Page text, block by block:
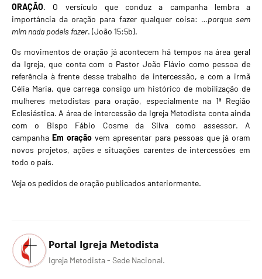
ORAÇÃO. O versículo que conduz a campanha lembra a
importância da oração para fazer qualquer coisa: …porque sem
mim nada podeis fazer. (João 15:5b).
Os movimentos de oração já acontecem há tempos na área geral
da Igreja, que conta com o Pastor João Flávio como pessoa de
referência à frente desse trabalho de intercessão, e com a irmã
Célia Maria, que carrega consigo um histórico de mobilização de
mulheres metodistas para oração, especialmente na 1ª Região
Eclesiástica. A área de intercessão da Igreja Metodista conta ainda
com o Bispo Fábio Cosme da Silva como assessor. A
campanhaEm oração vem apresentar para pessoas que já oram
novos projetos, ações e situações carentes de intercessões em
todo o país.
Veja os pedidos de oração publicados anteriormente.
Portal Igreja Metodista
Igreja Metodista - Sede Nacional.